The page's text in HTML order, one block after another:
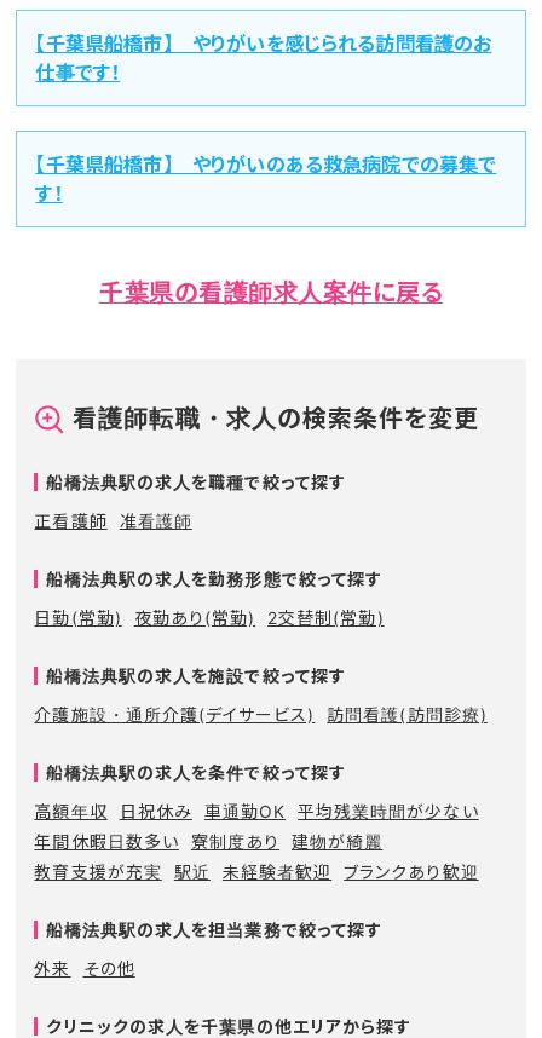
【千葉県船橋市】 やりがいを感じられる訪問看護のお
仕事です！
【千葉県船橋市】 やりがいのある救急病院での募集で
す！
千葉県の看護師求人案件に戻る
看護師転職・求人の検索条件を変更
船橋法典駅の求人を職種で絞って探す
正看護師
准看護師
船橋法典駅の求人を勤務形態で絞って探す
日勤(常勤)
夜勤あり(常勤) 2交替制(常勤)
船橋法典駅の求人を施設で絞って探す
介護施設・通所介護(デイサービス)
訪問看護(訪問診療)
船橋法典駅の求人を条件で絞って探す
高額年収
日祝休み 車通勤OK
平均残業時間が少ない
年間休暇日数多い
寮制度あり
建物が綺麗
教育支援が充実
駅近 未経験者歓迎 ブランクあり歓迎
船橋法典駅の求人を担当業務で絞って探す
外来
その他
クリニックの求人を千葉県の他エリアから探す